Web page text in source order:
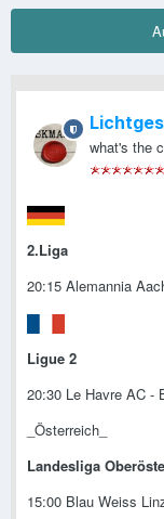
what's the
2.Liga
20:15 Alemannia
Ligue 2
20:30 Le Havre AC -
_Österreich_
Landesliga
15:00 Blau Weiss